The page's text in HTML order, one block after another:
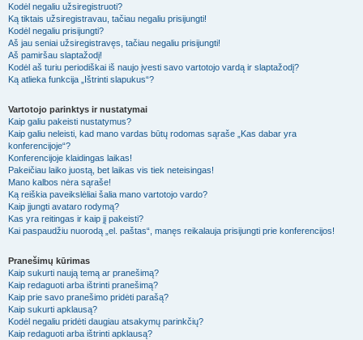
Kodėl negaliu užsiregistruoti?
Ką tiktais užsiregistravau, tačiau negaliu prisijungti!
Kodėl negaliu prisijungti?
Aš jau seniai užsiregistravęs, tačiau negaliu prisijungti!
Aš pamiršau slaptažodį!
Kodėl aš turiu periodiškai iš naujo įvesti savo vartotojo vardą ir slaptažodį?
Ką atlieka funkcija „Ištrinti slapukus“?
Vartotojo parinktys ir nustatymai
Kaip galiu pakeisti nustatymus?
Kaip galiu neleisti, kad mano vardas būtų rodomas sąraše „Kas dabar yra
konferencijoje“?
Konferencijoje klaidingas laikas!
Pakeičiau laiko juostą, bet laikas vis tiek neteisingas!
Mano kalbos nėra sąraše!
Ką reiškia paveikslėliai šalia mano vartotojo vardo?
Kaip įjungti avataro rodymą?
Kas yra reitingas ir kaip jį pakeisti?
Kai paspaudžiu nuorodą „el. paštas“, manęs reikalauja prisijungti prie konferencijos!
Pranešimų kūrimas
Kaip sukurti naują temą ar pranešimą?
Kaip redaguoti arba ištrinti pranešimą?
Kaip prie savo pranešimo pridėti parašą?
Kaip sukurti apklausą?
Kodėl negaliu pridėti daugiau atsakymų parinkčių?
Kaip redaguoti arba ištrinti apklausą?